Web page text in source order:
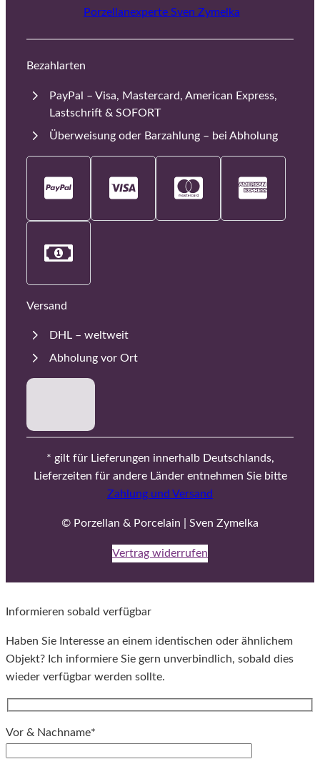
Porzellanexperte Sven Zymelka
Bezahlarten
PayPal – Visa, Mastercard, American Express,
Lastschrift & SOFORT
Überweisung oder Barzahlung – bei Abholung
Versand
DHL – weltweit
Abholung vor Ort
* gilt für Lieferungen innerhalb Deutschlands,
Lieferzeiten für andere Länder entnehmen Sie bitte
Zahlung und Versand
© Porzellan & Porcelain | Sven Zymelka
Vertrag widerrufen
Informieren sobald verfügbar
Haben Sie Interesse an einem identischen oder ähnlichem
Objekt? Ich informiere Sie gern unverbindlich, sobald dies
wieder verfügbar werden sollte.
Vor & Nachname*